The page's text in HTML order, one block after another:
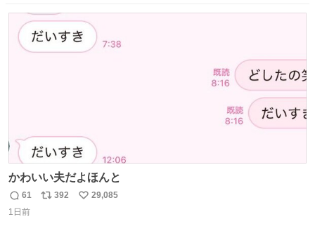
ト
数
数
かわいい夫だよほんと
返
信
61
リ
392
い
29,085
1日前